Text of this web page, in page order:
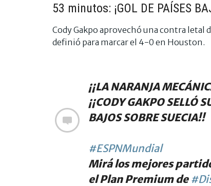
53 minutos: ¡GOL DE PAÍSES
Cody Gakpo aprovechó una contra letal
definió para marcar el 4-0 en Houston.
¡¡LA NARANJA
¡¡CODY GAKPO SELLÓ
BAJOS SOBRE SUECIA!!
#ESPNMundial
Mirá los mejores
el Plan Premium de